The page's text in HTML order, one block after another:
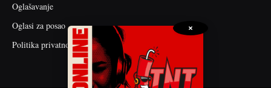
Oglašavanje
Oglasi za posao
Politika privatnosti
×